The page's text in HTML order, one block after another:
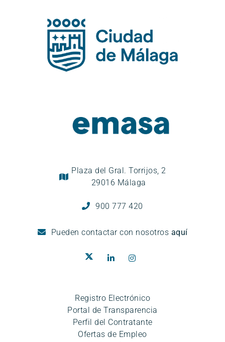
Plaza del Gral. Torrijos, 2
29016 Málaga
900 777 420
Pueden contactar con nosotros aquí
Registro Electrónico
Portal de Transparencia
Perfil del Contratante
Ofertas de Empleo